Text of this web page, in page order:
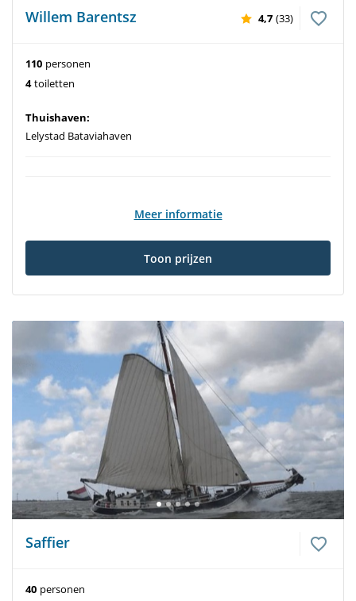
Willem Barentsz 4,7 (33)
110 personen
4 toiletten
Thuishaven:
Lelystad Bataviahaven
Meer informatie
Toon prijzen
Saffier
40 personen